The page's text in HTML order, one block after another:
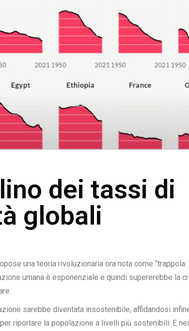
dei tassi di
globali
una teoria rivoluzionaria ora nota come “trappola
umana è esponenziale e quindi supererebbe la
sarebbe diventata insostenibile, affidandosi
riportare la popolazione a livelli più sostenibili. E nei